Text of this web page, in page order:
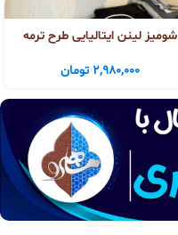
شومیز لینن ایتالیایی طرح ترمه
2,980,000 تومان